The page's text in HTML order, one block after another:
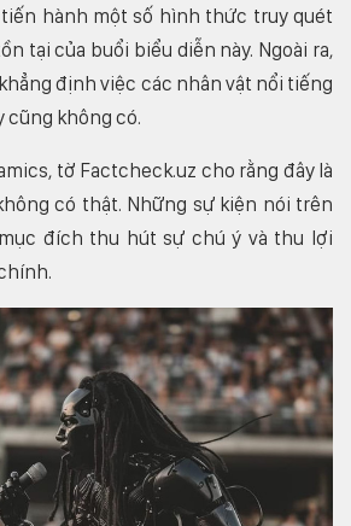
hành một số hình thức truy quét
tại của buổi biểu diễn này. Ngoài ra,
định việc các nhân vật nổi tiếng
cũng không có.
tờ Factcheck.uz cho rằng đây là
có thật. Những sự kiện nói trên
đích thu hút sự chú ý và thu lợi